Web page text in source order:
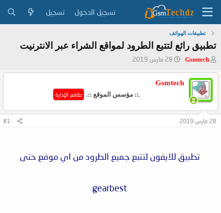
تسجيل الدخول تسجيل
تطبيقات الهواتف
تطبيق رائع لتتبع الطرود لمواقع الشراء عبر الانترنيت
ب
د
ئ
ل
م
و
Gsmtech
ت
ي
ل
28 مارس 2019
Gsmtech
.:: مؤسس الموقع ::. طاقم الإدارة
28 مارس 2019 #1
تطبيق للايفون لتتبع جميع الطرود من اي موقع حتى
gearbest